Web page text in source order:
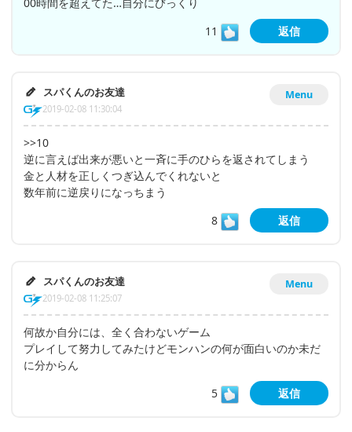
11
返信
Menu
スパくんのお友達
2019-02-08 11:30:04
>>10
逆に言えば出来が悪いと一斉に手のひらを返されてしまう
金と人材を正しくつぎ込んでくれないと
数年前に逆戻りになっちまう
8
返信
Menu
スパくんのお友達
2019-02-08 11:25:07
何故か自分には、全く合わないゲーム
プレイして努力してみたけどモンハンの何が面白いのか未だ
に分からん
5
返信